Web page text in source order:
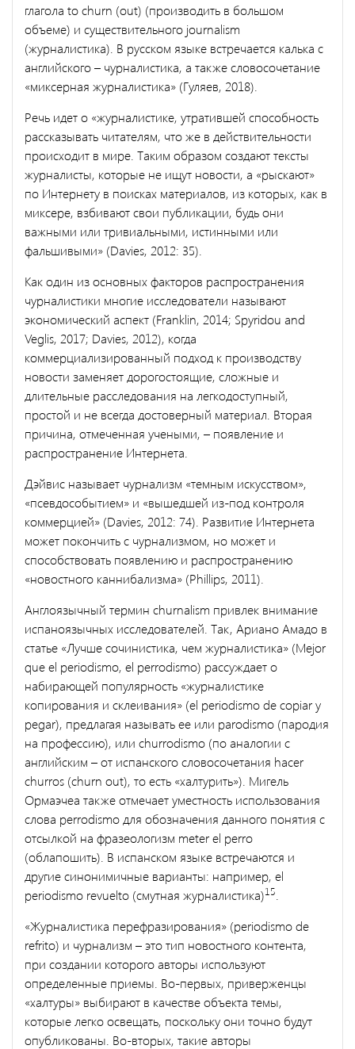
глагола to churn (out) (производить в большом
объеме) и существительного journalism
(журналистика). В русском языке встречается калька с
английского – чурналистика, а также словосочетание
«миксерная журналистика» (Гуляев, 2018).
Речь идет о «журналистике, утратившей способность
рассказывать читателям, что же в действительности
происходит в мире. Таким образом создают тексты
журналисты, которые не ищут новости, а «рыскают»
по Интернету в поисках материалов, из которых, как в
миксере, взбивают свои публикации, будь они
важными или тривиальными, истинными или
фальшивыми» (Davies, 2012: 35).
Как один из основных факторов распространения
чурналистики многие исследователи называют
экономический аспект (Franklin, 2014; Spyridou and
Veglis, 2017; Davies, 2012), когда
коммерциализированный подход к производству
новости заменяет дорогостоящие, сложные и
длительные расследования на легкодоступный,
простой и не всегда достоверный материал. Вторая
причина, отмеченная учеными, – появление и
распространение Интернета.
Дэйвис называет чурнализм «темным искусством»,
«псевдособытием» и «вышедшей из-под контроля
коммерцией» (Davies, 2012: 74). Развитие Интернета
может покончить с чурнализмом, но может и
способствовать появлению и распространению
«новостного каннибализма» (Phillips, 2011).
Англоязычный термин churnalism привлек внимание
испаноязычных исследователей. Так, Ариано Амадо в
статье «Лучше сочинистика, чем журналистика» (Mejor
que el periodismo, el perrodismo) рассуждает о
набирающей популярность «журналистике
копирования и склеивания» (el periodismo de copiar y
pegar), предлагая называть ее или parodismo (пародия
на профессию), или churrodismo (по аналогии с
английским – от испанского словосочетания hacer
churros (churn out), то есть «халтурить»). Мигель
Ормаэчеа также отмечает уместность использования
слова perrodismo для обозначения данного понятия с
отсылкой на фразеологизм meter el perro
(облапошить). В испанском языке встречаются и
другие синонимичные варианты: например, el
periodismo revuelto (смутная журналистика)15
«Журналистика перефразирования» (periodismo de
refrito) и чурнализм – это тип новостного контента,
при создании которого авторы используют
определенные приемы. Во-первых, приверженцы
«халтуры» выбирают в качестве объекта темы,
которые легко освещать, поскольку они точно будут
опубликованы. Во-вторых, такие авторы